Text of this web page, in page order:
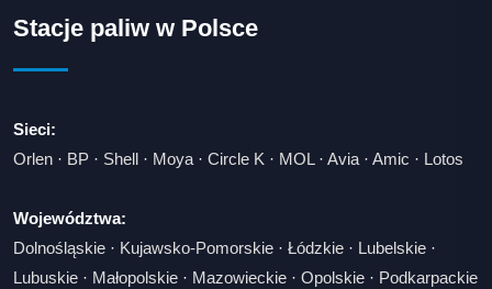
Stacje paliw w Polsce
Sieci:
Orlen · BP · Shell · Moya · Circle K · MOL· Avia · Amic · Lotos
Województwa:
Dolnośląskie · Kujawsko-Pomorskie · Łódzkie · Lubelskie ·
Lubuskie · Małopolskie · Mazowieckie · Opolskie · Podkarpackie